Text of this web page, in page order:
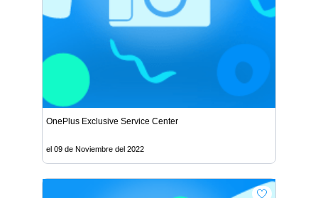
OnePlus Exclusive Service Center
el 09 de Noviembre del 2022